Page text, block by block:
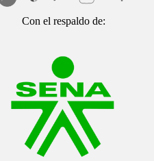
Con el respaldo de: